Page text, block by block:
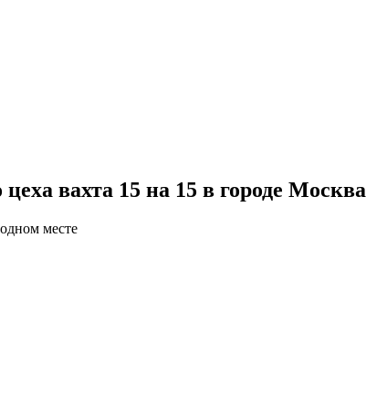
вахта 15 на 15 в городе Москва
месте